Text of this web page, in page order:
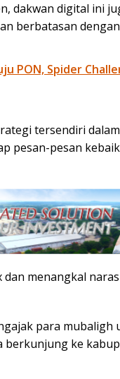
dakwan digital ini
berbatasan
PON, Spider
tersendiri
pesan-pesan
menangkal
para
berkunjung ke